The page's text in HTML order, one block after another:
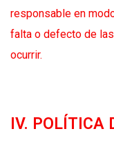
responsable en
falta o defecto de
ocurrir.
IV. POLÍTICA